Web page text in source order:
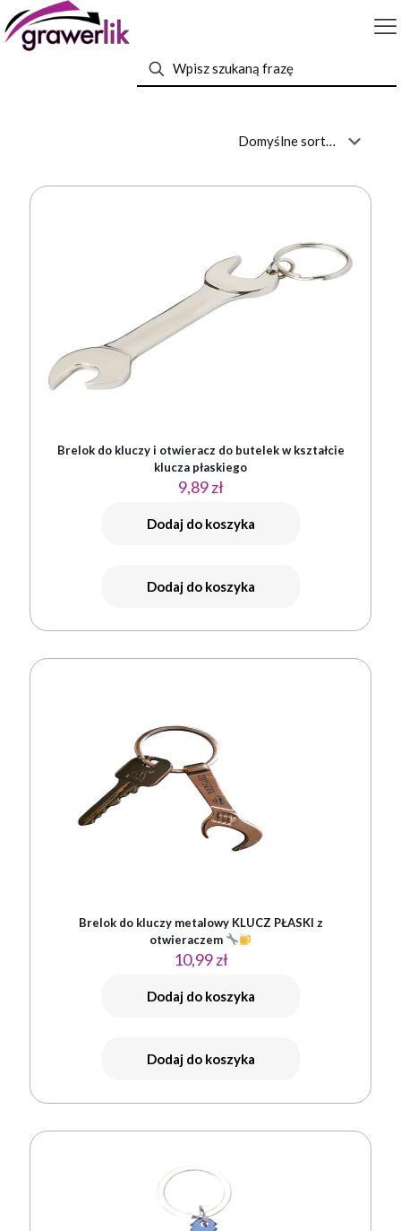
Brelok do kluczy i otwieracz do butelek w kształcie
klucza płaskiego
9,89zł
Dodaj do koszyka
Dodaj do koszyka
Brelok do kluczy metalowy KLUCZ PŁASKI z
otwieraczem
10,99zł
Dodaj do koszyka
Dodaj do koszyka